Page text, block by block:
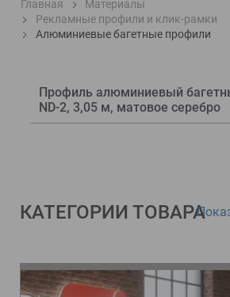
Главная
Материалы
Рекламные профили и клик-рамки
Алюминиевые багетные профили
Профиль алюминиевый
ND-2, 3,05 м, матовое серебро
КАТЕГОРИИ ТОВАРА